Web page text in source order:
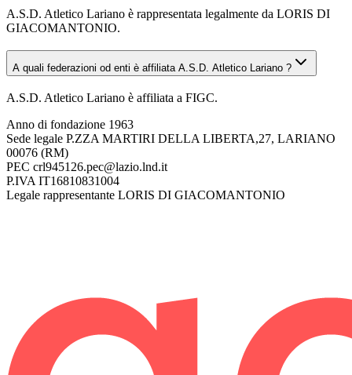
A.S.D. Atletico Lariano è rappresentata legalmente da LORIS DI
GIACOMANTONIO.
A quali federazioni od enti è affiliata A.S.D. Atletico Lariano ?
A.S.D. Atletico Lariano è affiliata a FIGC.
Anno di fondazione 1963
Sede legale P.ZZA MARTIRI DELLA LIBERTA,27, LARIANO
00076 (RM)
PEC crl945126.pec@lazio.lnd.it
P.IVA IT16810831004
Legale rappresentante LORIS DI GIACOMANTONIO